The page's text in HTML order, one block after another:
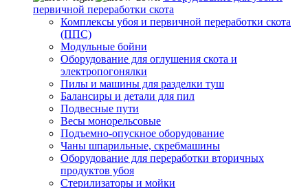
первичной переработки скота
Комплексы убоя и первичной переработки скота
(ППС)
Модульные бойни
Оборудование для оглушения скота и
электропогонялки
Пилы и машины для разделки туш
Балансиры и детали для пил
Подвесные пути
Весы монорельсовые
Подъемно-опускное оборудование
Чаны шпарильные, скребмашины
Оборудование для переработки вторичных
продуктов убоя
Стерилизаторы и мойки